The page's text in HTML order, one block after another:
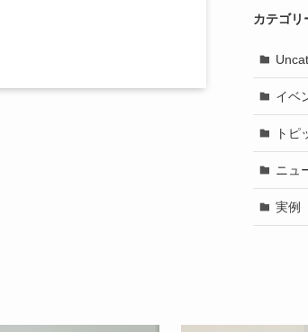
カテゴリ
イベ
トピ
ニュ
実例